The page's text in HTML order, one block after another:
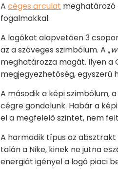
A céges arculat meghatározó
fogalmakkal.
A logókat alapvetően 3
az a szöveges szimbólum. A „
meghatározza magát. Ilyen a
megjegyezhetőség, egyszerű
A második a képi szimbólum, a
cégre gondolunk. Habár a
el a megfelelő szintet, nem
A harmadik típus az absztrakt
talán a Nike, kinek ne jutna
energiát igényel a logó piaci